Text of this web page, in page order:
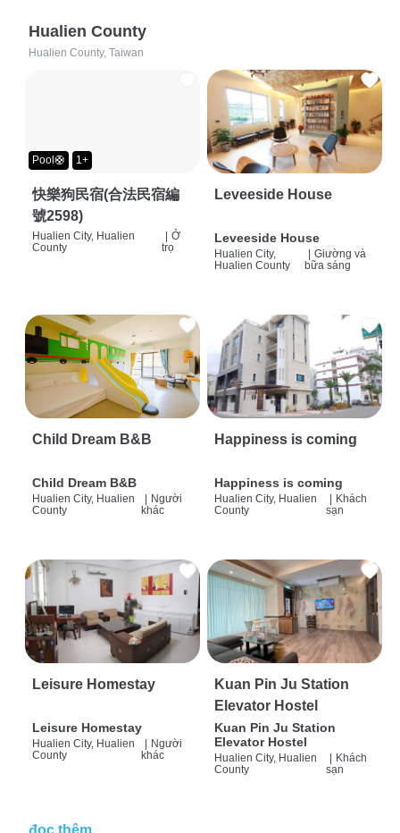
Hualien County
Hualien County, Taiwan
Pool🛟 1+
快樂狗民宿(合法民宿編
號2598)
Hualien City, Hualien
County
Ở
trọ
Leveeside House
Leveeside House
Hualien City,
Hualien County
Giường và
bữa sáng
Child Dream B&B
Child Dream B&B
Hualien City, Hualien
County
Người
khác
Happiness is coming
Happiness is coming
Hualien City, Hualien
County
Khách
sạn
Leisure Homestay
Leisure Homestay
Hualien City, Hualien
County
Người
khác
Kuan Pin Ju Station
Elevator Hostel
Kuan Pin Ju Station
Elevator Hostel
Hualien City, Hualien
County
Khách
sạn